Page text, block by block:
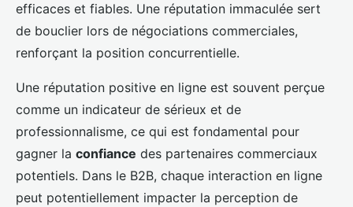
efficaces et fiables. Une réputation immaculée sert
de bouclier lors de négociations commerciales,
renforçant la position concurrentielle.
Une réputation positive en ligne est souvent perçue
comme un indicateur de sérieux et de
professionnalisme, ce qui est fondamental pour
gagner la confiance des partenaires commerciaux
potentiels. Dans le B2B, chaque interaction en ligne
peut potentiellement impacter la perception de